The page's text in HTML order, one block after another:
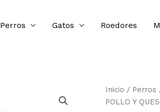
Perros Gatos Roedores
Inicio / Perros
POLLO Y